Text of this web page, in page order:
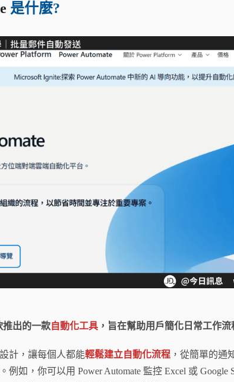
是什麼?
推出的一款自動化工具 ，旨在幫助用戶簡化日常工作流
計，讓每個人都能輕鬆建立自動化流程 ，從簡單的通
例如，你可以用 Power Automate 監控 Excel 或 Google